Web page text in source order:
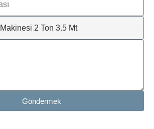
Göndermek